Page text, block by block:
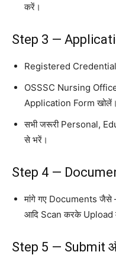
करें।
Step 3 —
Registered
OSSSC Nursing
Application Form खोलें।
सभी जरूरी Personal,
से भरें।
Step 4 —
मांगे गए Documents
आदि Scan करके Upload
Step 5 — Submit